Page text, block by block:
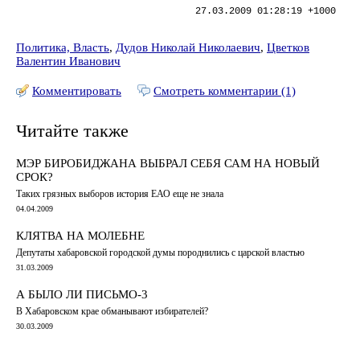
27.03.2009 01:28:19 +1000
Политика, Власть, Дудов Николай Николаевич, Цветков
Валентин Иванович
Комментировать Смотреть комментарии (1)
Читайте также
МЭР БИРОБИДЖАНА ВЫБРАЛ СЕБЯ САМ НА НОВЫЙ
СРОК?
Таких грязных выборов история ЕАО еще не знала
04.04.2009
КЛЯТВА НА МОЛЕБНЕ
Депутаты хабаровской городской думы породнились с царской властью
31.03.2009
А БЫЛО ЛИ ПИСЬМО-3
В Хабаровском крае обманывают избирателей?
30.03.2009